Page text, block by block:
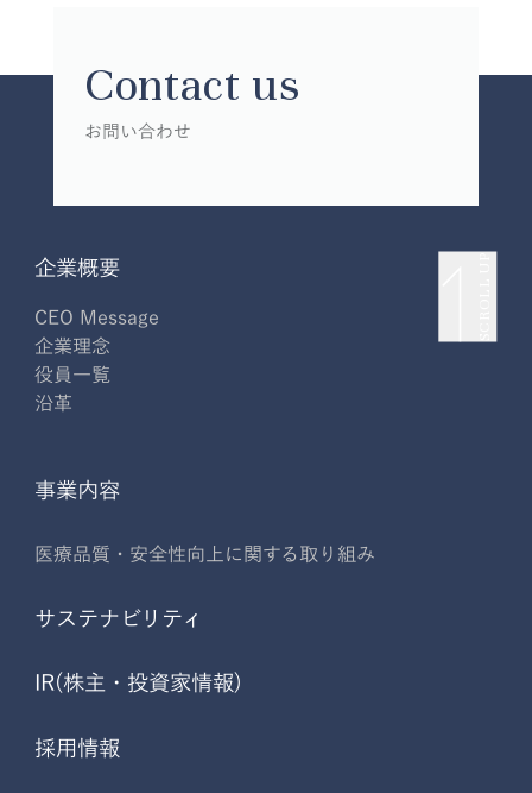
Contact us
お問い合わせ
企業概要
CEO Message
企業理念
役員一覧
沿革
事業内容
医療品質・安全性向上に関する取り組み
サステナビリティ
IR(株主・投資家情報)
採用情報